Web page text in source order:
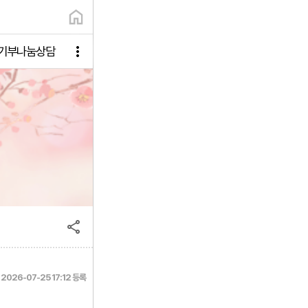
부나눔상담
2026-07-25 17:12 등록